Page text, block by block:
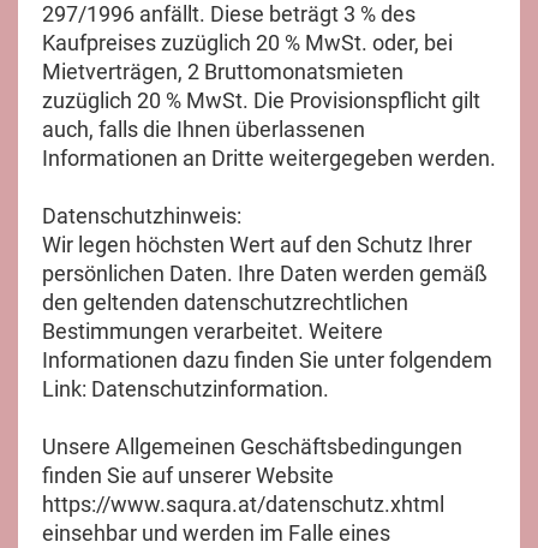
297/1996 anfällt. Diese beträgt 3 % des
Kaufpreises zuzüglich 20 % MwSt. oder, bei
Mietverträgen, 2 Bruttomonatsmieten
zuzüglich 20 % MwSt. Die Provisionspflicht gilt
auch, falls die Ihnen überlassenen
Informationen an Dritte weitergegeben werden.
Datenschutzhinweis:
Wir legen höchsten Wert auf den Schutz Ihrer
persönlichen Daten. Ihre Daten werden gemäß
den geltenden datenschutzrechtlichen
Bestimmungen verarbeitet. Weitere
Informationen dazu finden Sie unter folgendem
Link: Datenschutzinformation.
Unsere Allgemeinen Geschäftsbedingungen
finden Sie auf unserer Website
https://www.saqura.at/datenschutz.xhtml
einsehbar und werden im Falle eines